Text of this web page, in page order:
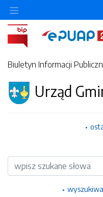
Biuletyn Informacji
Urząd
Wyszukiwarka